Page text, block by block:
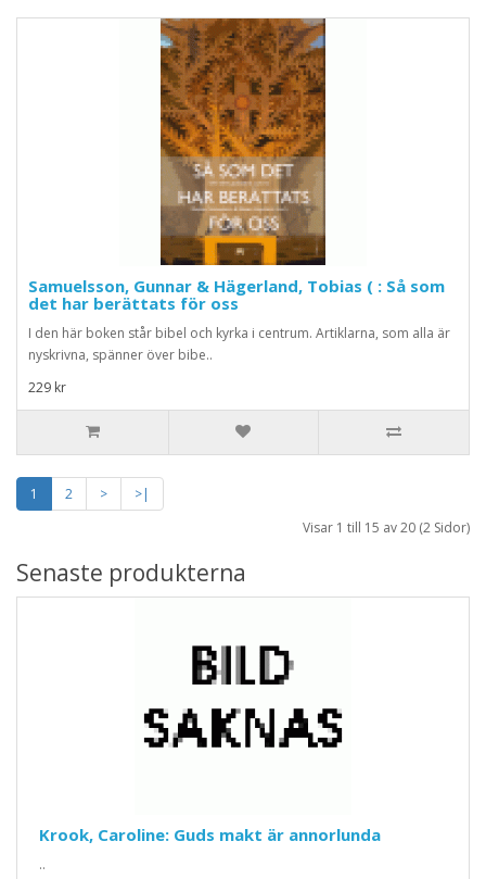
Samuelsson, Gunnar & Hägerland, Tobias ( : Så som
det har berättats för oss
I den här boken står bibel och kyrka i centrum. Artiklarna, som alla är
nyskrivna, spänner över bibe..
229 kr
1 2 >
>|
Visar 1 till 15 av 20 (2 Sidor)
Senaste produkterna
Krook, Caroline: Guds makt är annorlunda
..